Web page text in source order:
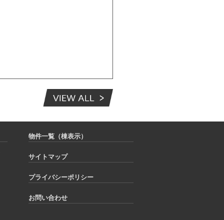
物件一覧（棟表示）
サイトマップ
プライバシーポリシー
お問い合わせ